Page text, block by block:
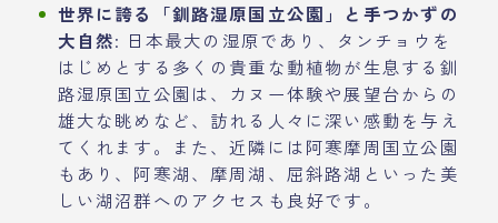
世界に誇る「釧路湿原国立公園」と手つかずの
大自然: 日本最大の湿原であり、タンチョウを
はじめとする多くの貴重な動植物が生息する釧
路湿原国立公園は、カヌー体験や展望台からの
雄大な眺めなど、訪れる人々に深い感動を与え
てくれます。また、近隣には阿寒摩周国立公園
もあり、阿寒湖、摩周湖、屈斜路湖といった美
しい湖沼群へのアクセスも良好です。